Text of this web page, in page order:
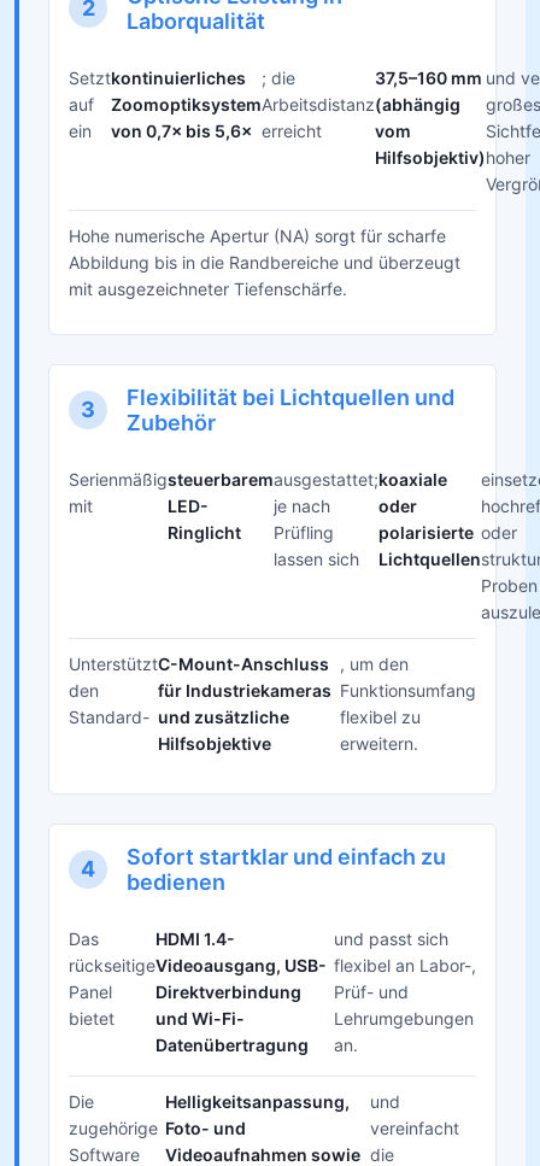
2
Laborqualität
Setzt
auf
ein
kontinuierliches
Zoomoptiksystem
von 0,7× bis 5,6×
; die
Arbeitsdistanz
erreicht
37,5–160 mm
(abhängig
vom
Hilfsobjektiv)
und
großes
hoher
Hohe numerische Apertur (NA) sorgt für scharfe
Abbildung bis in die Randbereiche und überzeugt
mit ausgezeichneter Tiefenschärfe.
3
Flexibilität bei Lichtquellen und
Zubehör
Serienmäßig
mit
steuerbarem
LED-
Ringlicht
ausgestattet;
je nach
Prüfling
lassen sich
koaxiale
oder
polarisierte
Lichtquellen
oder
Unterstützt
den
Standard-
C-Mount-Anschluss
für Industriekameras
und zusätzliche
Hilfsobjektive
, um den
Funktionsumfang
flexibel zu
erweitern.
4
Sofort startklar und einfach zu
bedienen
Das
rückseitige
Panel
bietet
HDMI 1.4-
Videoausgang, USB-
Direktverbindung
und Wi-Fi-
Datenübertragung
und passt sich
flexibel an Labor-,
Prüf- und
Lehrumgebungen
an.
Die
zugehörige
Software
Helligkeitsanpassung,
Foto- und
Videoaufnahmen sowie
und
vereinfacht
die